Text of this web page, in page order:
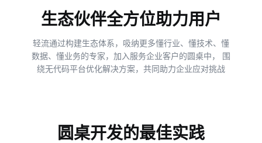
生态伙伴全方位助力用户
轻流通过构建生态体系，吸纳更多懂行业、懂技术、懂
数据、懂业务的专家，加入服务企业客户的圆桌中， 围
绕无代码平台优化解决方案，共同助力企业应对挑战
圆桌开发的最佳实践